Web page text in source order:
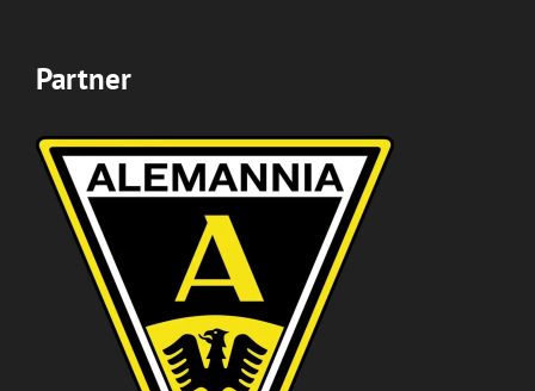
Partner